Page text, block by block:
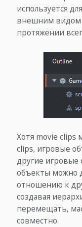
используется
внешним видом
протяжении
Хотя movie clips
clips, игровые
другие
объекты можно
отношению к
создавая
перемещать,
совместно.